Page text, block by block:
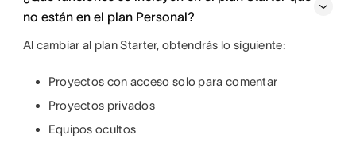
no están en el plan Personal?
Al cambiar al plan Starter, obtendrás lo siguiente:
Proyectos con acceso solo para comentar
Proyectos privados
Equipos ocultos